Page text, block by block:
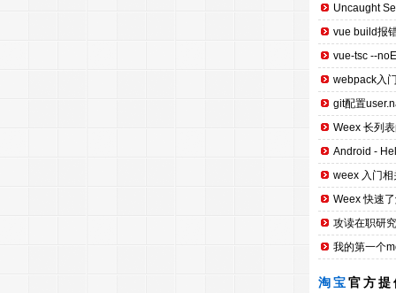
Uncaught
vue build报
vue-tsc --
webpack入
git配置
Weex 长列
Android -
weex 入门
Weex 快速
攻读在职研
我的第一个
淘宝官方